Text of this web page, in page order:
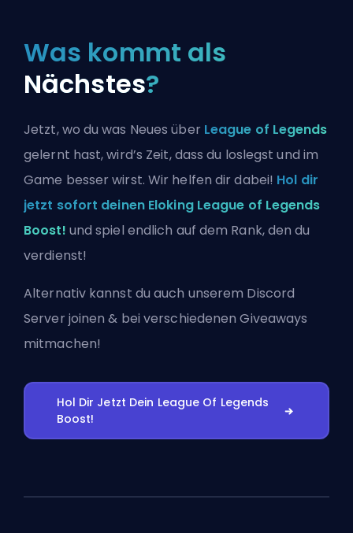
Was kommt als
Nächstes?
Jetzt, wo du was Neues über League of Legends
gelernt hast, wird’s Zeit, dass du loslegst und im
Game besser wirst. Wir helfen dir dabei! Hol dir
jetzt sofort deinen Eloking League of Legends
Boost! und spiel endlich auf dem Rank, den du
verdienst!
Alternativ kannst du auch unserem Discord
Server joinen & bei verschiedenen Giveaways
mitmachen!
Hol Dir Jetzt Dein League Of Legends
Boost!